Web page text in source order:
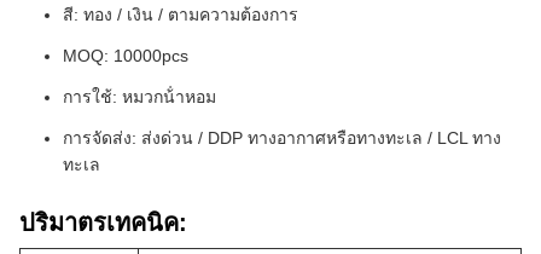
สี: ทอง / เงิน / ตามความต้องการ
MOQ: 10000pcs
การใช้: หมวกน้ําหอม
การจัดส่ง: ส่งด่วน / DDP ทางอากาศหรือทางทะเล / LCL ทาง
ทะเล
ปริมาตรเทคนิค: